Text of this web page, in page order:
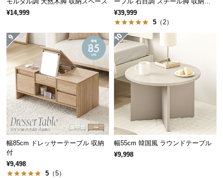
つ
て
品・
ャ
ン
セ
ル
に
い
て
お部屋を圧迫しないサイズ感
テーブルの高さは32cmと空間を圧迫しにくいサイズ感。お部屋を広々
と見せることが出来ます。
高さ 約32cm
¥14,999
ペース 高さ34~54.5cm
¥39,999
5 （2）
幅85cm ドレッサーテーブル 収納
付
¥9,498
5 （5）
幅55cm 韓国風 ラウンドテーブル
¥9,998